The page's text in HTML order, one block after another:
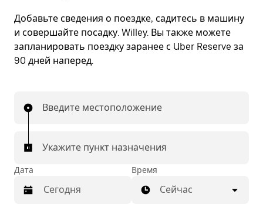
Добавьте сведения о поездке, садитесь в машину
и совершайте посадку. Willey. Вы также можете
запланировать поездку заранее с Uber Reserve за
90 дней наперед.
Введите местоположение
Укажите пункт назначения
Дата Время
Сейчас